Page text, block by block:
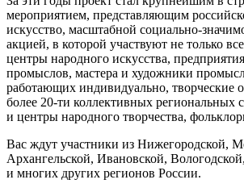
мероприятием, представляющим
искусство, масштабной социально-
акцией, в которой участвуют не только
центры народного искусства,
промыслов, мастера и художники
работающих индивидуально, творческие
более 20-ти коллективных региональных
и центры народного творчества,
Вас ждут участники из Нижегородской,
Архангельской, Ивановской,
и многих других регионов России.